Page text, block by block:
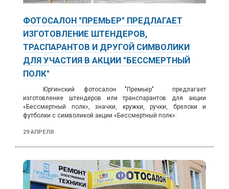
ФОТОСАЛОН "ПРЕМЬЕР" ПРЕДЛАГАЕТ
ИЗГОТОВЛЕНИЕ ШТЕНДЕРОВ,
ТРАСПАРАНТОВ И ДРУГОЙ СИМВОЛИКИ
ДЛЯ УЧАСТИЯ В АКЦИИ "БЕССМЕРТНЫЙ
ПОЛК"
Юргинский фотосалон "Премьер" предлагает
изготовление штендеров или транспарантов для акции
«Бессмертный полк», значки, кружки, ручки, брелоки и
футболки с символикой акции «Бессмертный полк».
29 АПРЕЛЯ